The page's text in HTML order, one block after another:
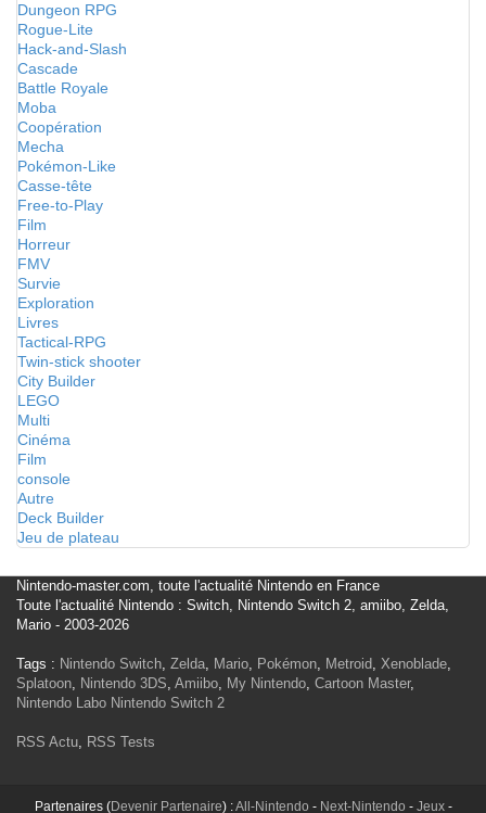
Dungeon RPG
Rogue-Lite
Hack-and-Slash
Cascade
Battle Royale
Moba
Coopération
Mecha
Pokémon-Like
Casse-tête
Free-to-Play
Film
Horreur
FMV
Survie
Exploration
Livres
Tactical-RPG
Twin-stick shooter
City Builder
LEGO
Multi
Cinéma
Film
console
Autre
Deck Builder
Jeu de plateau
Nintendo-master.com, toute l'actualité Nintendo en France
Toute l'actualité Nintendo : Switch, Nintendo Switch 2, amiibo, Zelda,
Mario - 2003-2026
Tags : Nintendo Switch, Zelda, Mario, Pokémon, Metroid, Xenoblade,
Splatoon, Nintendo 3DS, Amiibo, My Nintendo, Cartoon Master,
Nintendo Labo Nintendo Switch 2
RSS Actu, RSS Tests
Partenaires (Devenir Partenaire) :All-Nintendo - Next-Nintendo - Jeux-